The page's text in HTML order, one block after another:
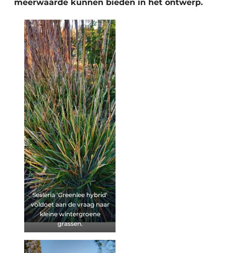
meerwaarde kunnen bieden in het ontwerp.
Sesleria ‘Greenlee hybrid’
voldoet aan de vraag naar
kleine wintergroene
grassen.